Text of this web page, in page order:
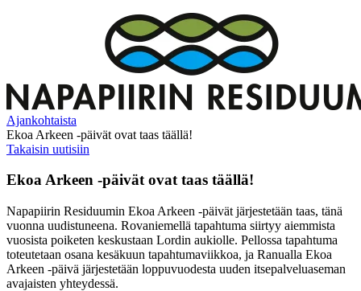
Ajankohtaista
Ekoa Arkeen -päivät ovat taas täällä!
Takaisin uutisiin
Ekoa Arkeen -päivät ovat taas täällä!
Napapiirin Residuumin Ekoa Arkeen -päivät järjestetään taas, tänä
vuonna uudistuneena. Rovaniemellä tapahtuma siirtyy aiemmista
vuosista poiketen keskustaan Lordin aukiolle. Pellossa tapahtuma
toteutetaan osana kesäkuun tapahtumaviikkoa, ja Ranualla Ekoa
Arkeen -päivä järjestetään loppuvuodesta uuden itsepalveluaseman
avajaisten yhteydessä.